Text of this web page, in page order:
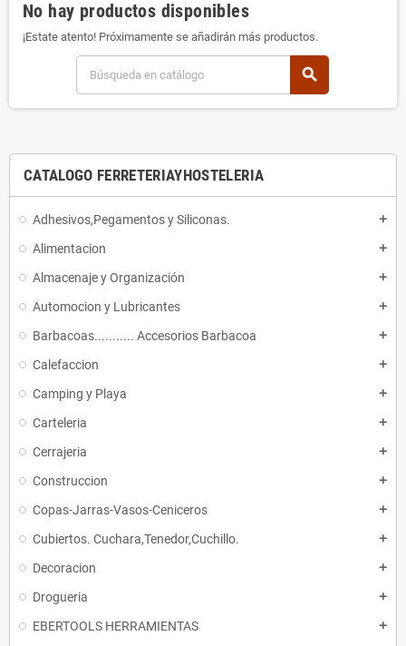
CATALOGO FERRETERIAYHOSTELERIA
Adhesivos,Pegamentos y Siliconas. add
Alimentacion add
Almacenaje y Organización add
Automocion y Lubricantes add
Barbacoas........... Accesorios Barbacoa add
Calefaccion add
Camping y Playa add
Carteleria add
Cerrajeria add
Construccion add
Copas-Jarras-Vasos-Ceniceros add
Cubiertos. Cuchara,Tenedor,Cuchillo. add
Decoracion add
Drogueria add
EBERTOOLS HERRAMIENTAS add
No hay productos disponibles
¡Estate atento! Próximamente se añadirán más productos.
search